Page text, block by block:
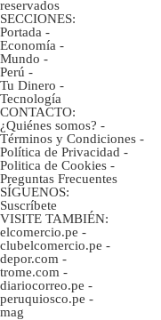
reservados
SECCIONES:
Portada -
Economía -
Mundo -
Perú -
Tu Dinero -
Tecnología
CONTACTO:
¿Quiénes somos? -
Términos y Condiciones -
Política de Privacidad -
Politica de Cookies -
Preguntas Frecuentes
SÍGUENOS:
Suscríbete
VISITE TAMBIÉN:
elcomercio.pe -
clubelcomercio.pe -
depor.com -
trome.com -
diariocorreo.pe -
peruquiosco.pe -
mag